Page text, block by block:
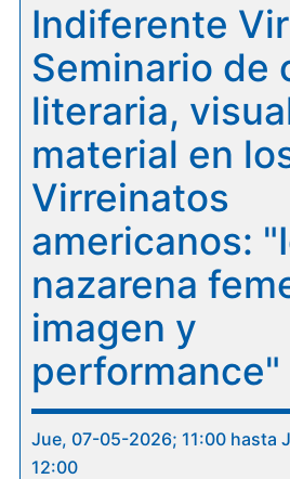
Indiferente
Seminario de
literaria,
material en
Virreinatos
americanos:
nazarena
imagen y
performance"
Jue, 07-05-2026; 11:00 hasta
12:00